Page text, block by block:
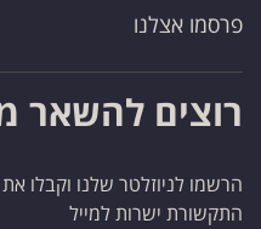
פרסמו אצלנו
רוצים להשאר
הרשמו לניוזלטר שלנו וקבלו
התקשורת ישרות למייל